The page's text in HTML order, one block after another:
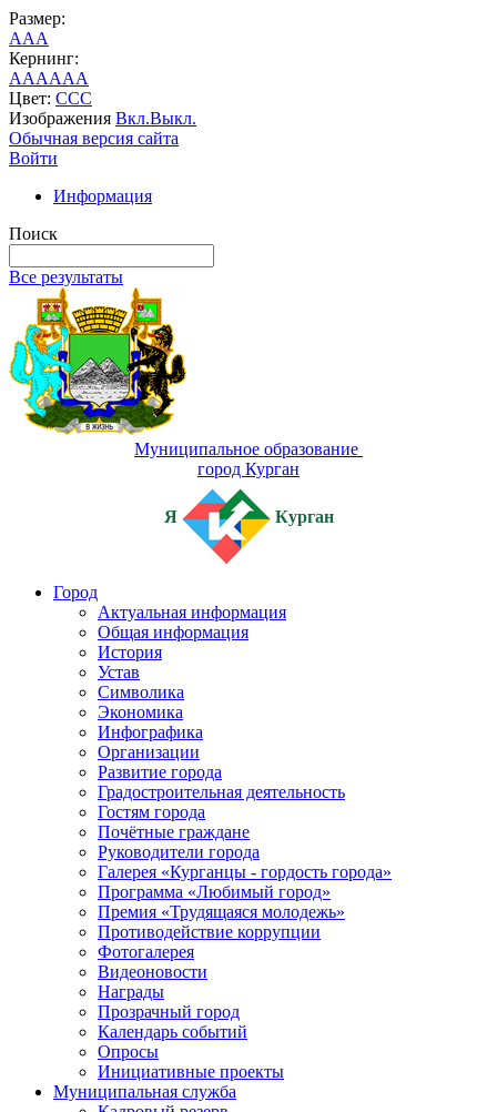
Размер:
AAA
Кернинг:
AAAAAA
Цвет: CCC
Изображения Вкл.Выкл.
Обычная версия сайта
Войти
Информация
Поиск
Все результаты
Муниципальное образование
город Курган
Я Курган
Город
Актуальная информация
Общая информация
История
Устав
Символика
Экономика
Инфографика
Организации
Развитие города
Градостроительная деятельность
Гостям города
Почётные граждане
Руководители города
Галерея «Курганцы - гордость города»
Программа «Любимый город»
Премия «Трудящаяся молодежь»
Противодействие коррупции
Фотогалерея
Видеоновости
Награды
Прозрачный город
Календарь событий
Опросы
Инициативные проекты
Муниципальная служба